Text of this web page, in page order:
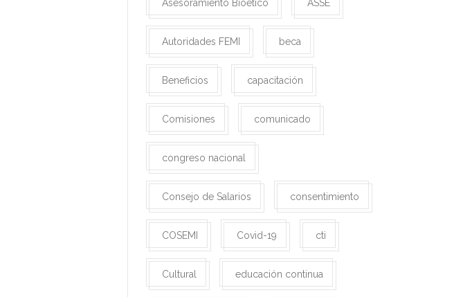
Asesoramiento Bioético ASSE
Autoridades FEMI beca
Beneficios capacitación
Comisiones comunicado
congreso nacional
Consejo de Salarios consentimiento
COSEMI Covid-19 cti
Cultural educación continua